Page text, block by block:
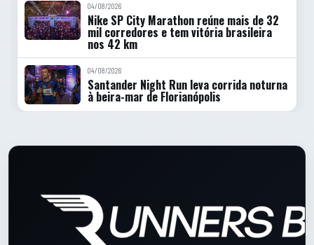
04/08/2026
Nike SP City Marathon reúne mais de 32
mil corredores e tem vitória brasileira
nos 42 km
04/08/2026
Santander Night Run leva corrida noturna
à beira-mar de Florianópolis
Rodape do site